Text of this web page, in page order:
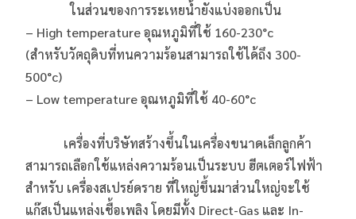
ในส่วนของการระเหยน้ำยังแบ่งออกเป็น
– High temperature อุณหภูมิที่ใช้ 160-230°c
(สำหรับวัตถุดิบที่ทนความร้อนสามารถใช้ได้ถึง 300-
500°c)
– Low temperature อุณหภูมิที่ใช้ 40-60°c
เครื่องที่บริษัทสร้างขึ้นในเครื่องขนาดเล็กลูกค้า
สามารถเลือกใช้แหล่งความร้อนเป็นระบบ ฮีตเตอร์ไฟฟ้า
สำหรับ เครื่องสเปรย์ดราย ที่ใหญ่ขึ้นมาส่วนใหญ่จะใช้
แก๊สเป็นแหล่งเชื้อเพลิง โดยมีทั้ง Direct-Gas และ In-